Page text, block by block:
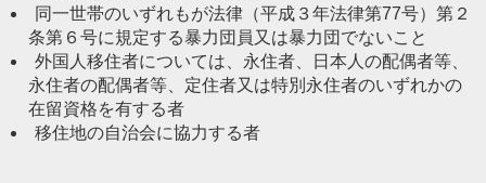
同一世帯のいずれもが法律（平成３年法律第77号）第２
条第６号に規定する暴力団員又は暴力団でないこと
外国人移住者については、永住者、日本人の配偶者等、
永住者の配偶者等、定住者又は特別永住者のいずれかの
在留資格を有する者
移住地の自治会に協力する者